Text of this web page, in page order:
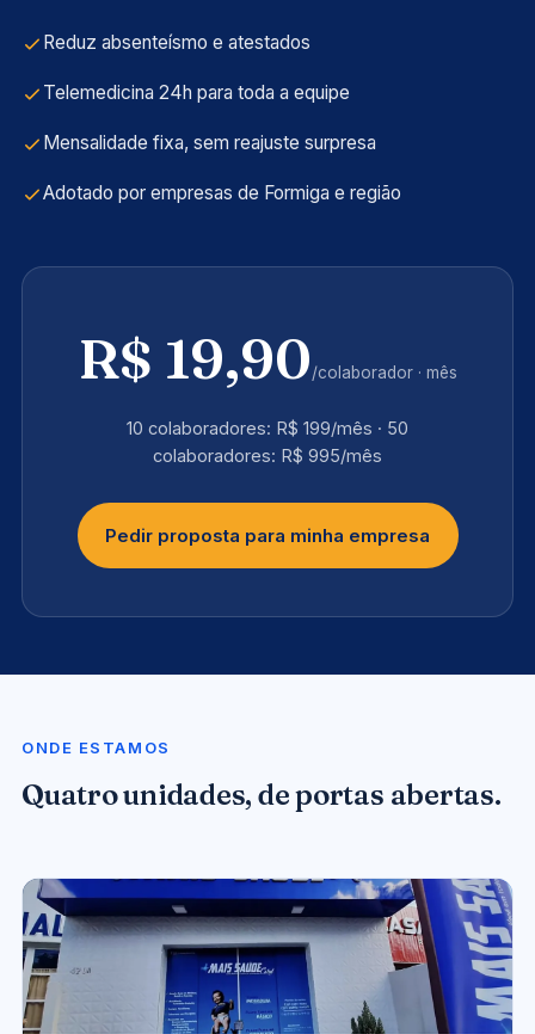
Reduz absenteísmo e atestados
Telemedicina 24h para toda a equipe
Mensalidade fixa, sem reajuste surpresa
Adotado por empresas de Formiga e região
R$ 19,90/colaborador · mês
10 colaboradores: R$ 199/mês · 50
colaboradores: R$ 995/mês
Pedir proposta para minha empresa
ONDE ESTAMOS
Quatro unidades, de portas abertas.
UNIDADE-FORMIGA.JPG